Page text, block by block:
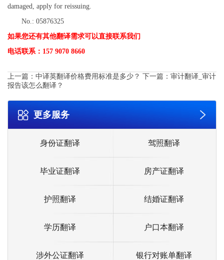
damaged, apply for reissuing.
No.: 05876325
如果您还有其他翻译需求可以直接联系我们
电话联系：157 9070 8660
上一篇： 中译英翻译价格费用标准是多少？ 下一篇： 审计翻译_审计
报告该怎么翻译？
更多服务
身份证翻译 驾照翻译
毕业证翻译 房产证翻译
护照翻译 结婚证翻译
学历翻译 户口本翻译
涉外公证翻译 银行对账单翻译